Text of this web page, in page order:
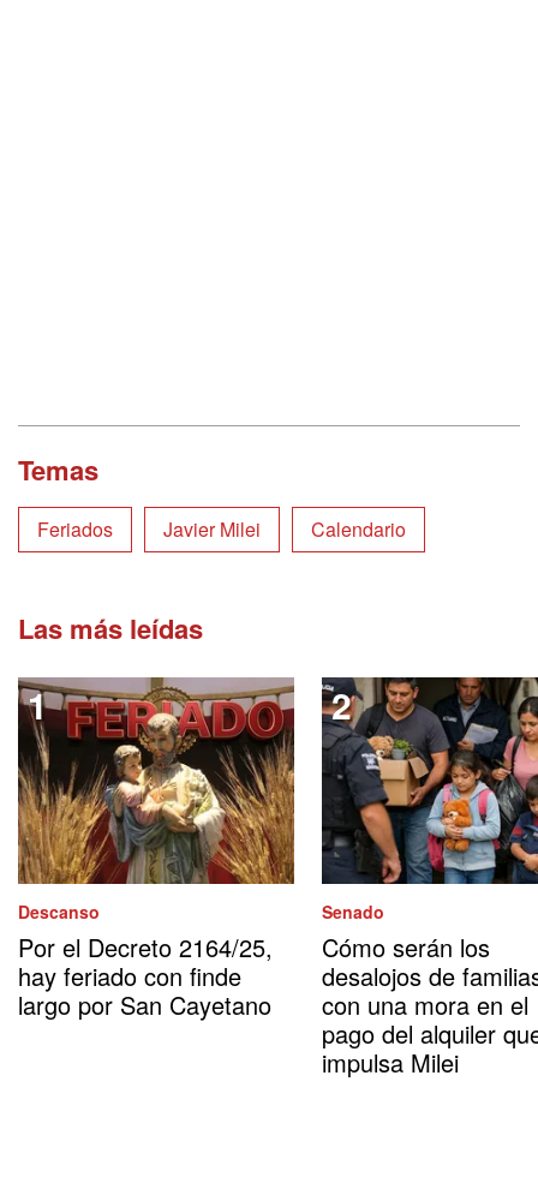
Temas
Feriados Javier Milei Calendario
Las más leídas
Descanso
Por el Decreto 2164/25,
hay feriado con finde
largo por San Cayetano
Senado
Cómo serán los
desalojos de
con una mora en el
pago del alquiler
impulsa Milei